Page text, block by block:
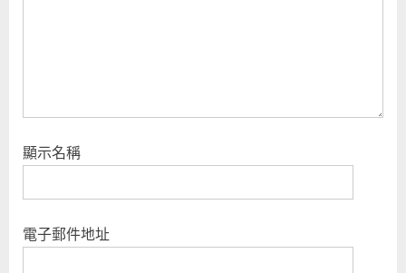
顯示名稱
電子郵件地址